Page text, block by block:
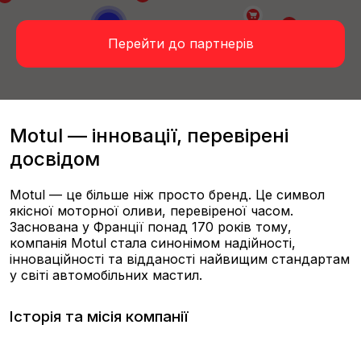
Перейти до партнерів
Motul — інновації, перевірені
досвідом
Motul — це більше ніж просто бренд. Це символ
якісної моторної оливи, перевіреної часом.
Заснована у Франції понад 170 років тому,
компанія Motul стала синонімом надійності,
інноваційності та відданості найвищим стандартам
у світі автомобільних мастил.
Історія та місія компанії